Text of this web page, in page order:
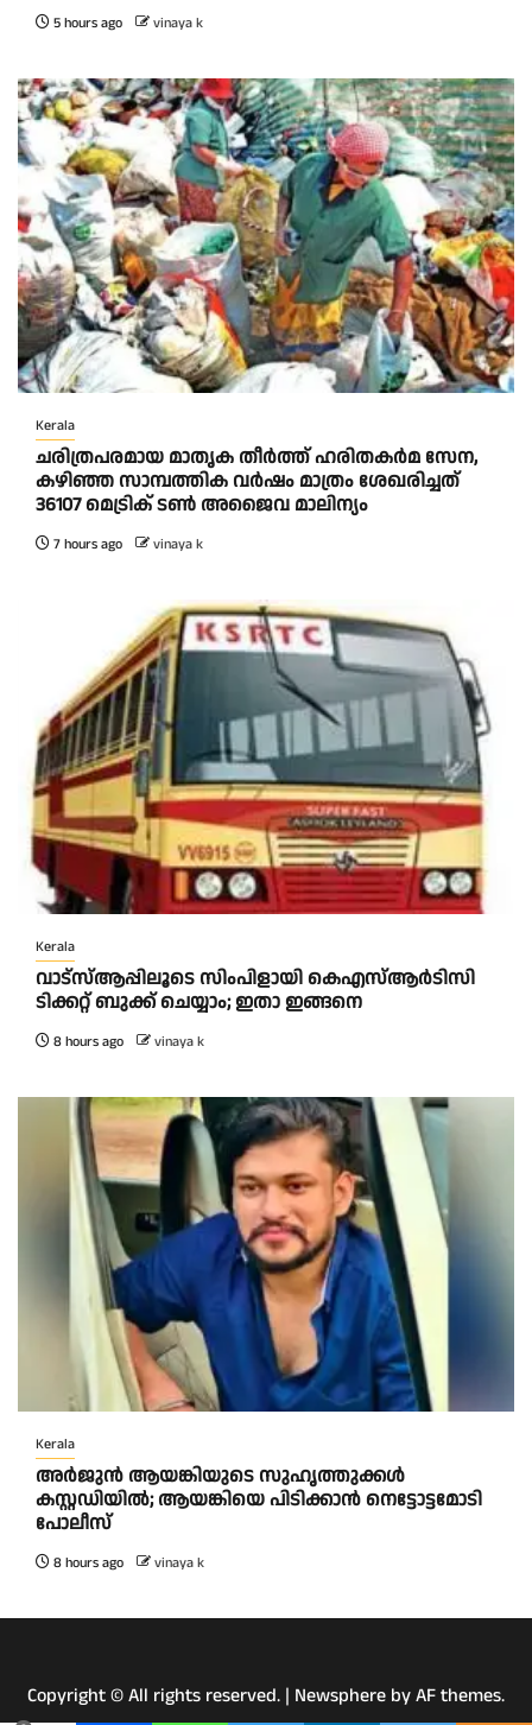
5 hours ago vinaya k
Kerala
ചരിത്രപരമായ മാതൃക തീര്‍ത്ത് ഹരിതകര്‍മ സേന,
കഴിഞ്ഞ സാമ്പത്തിക വര്‍ഷം മാത്രം ശേഖരിച്ചത്
36107 മെട്രിക് ടണ്‍ അജൈവ മാലിന്യം
7 hours ago vinaya k
Kerala
വാട്‌സ്ആപ്പിലൂടെ സിംപിളായി കെഎസ്ആര്‍ടിസി
ടിക്കറ്റ് ബുക്ക് ചെയ്യാം; ഇതാ ഇങ്ങനെ
8 hours ago vinaya k
Kerala
അർജുൻ ആയങ്കിയുടെ സുഹൃത്തുക്കൾ
കസ്റ്റഡിയിൽ; ആയങ്കിയെ പിടിക്കാൻ നെട്ടോട്ടമോടി
പോലീസ്
8 hours ago vinaya k
Copyright © All rights reserved. | Newsphere by AF themes.